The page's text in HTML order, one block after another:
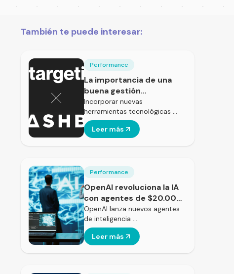
También te puede interesar:
Performance
La importancia de una
buena gestión
presupuestaria
Incorporar nuevas
herramientas tecnológicas …
Leer más
Performance
OpenAI revoluciona la IA
con agentes de $20.000
al mes
OpenAI lanza nuevos agentes
de inteligencia …
Leer más